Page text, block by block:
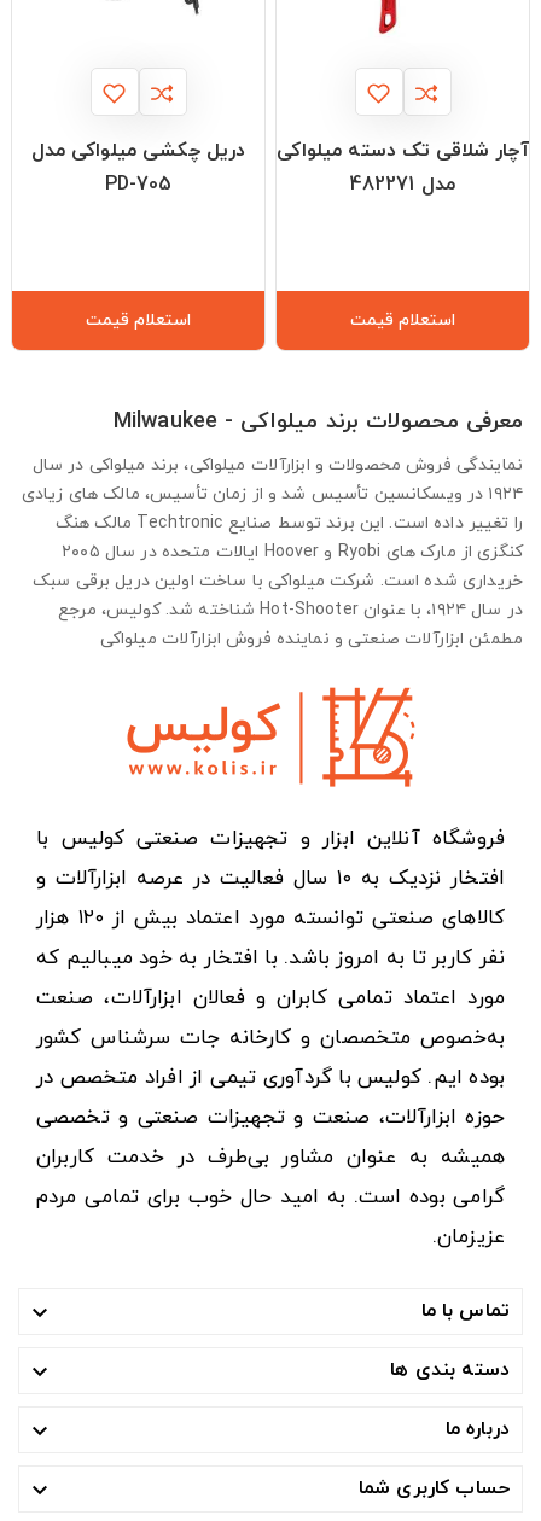
آچار شلاقی تک دسته میلواکی
مدل 482271
استعلام قیمت
دریل چکشی میلواکی مدل
PD-705
استعلام قیمت
معرفی محصولات برند میلواکی - Milwaukee
نمایندگی فروش محصولات و ابزارآلات میلواکی، برند میلواکی در سال
۱۹۲۴ در ویسکانسین تأسیس شد و از زمان تأسیس، مالک های زیادی
را تغییر داده است. این برند توسط صنایع Techtronic مالک هنگ
کنگزی از مارک های Ryobi و Hoover ایالات متحده در سال ۲۰۰۵
خریداری شده است. شرکت میلواکی با ساخت اولین دریل برقی سبک
در سال ۱۹۲۴، با عنوان Hot-Shooter شناخته شد. کولیس، مرجع
مطمئن ابزارآلات صنعتی و نماینده فروش ابزارآلات میلواکی
فروشگاه آنلاین ابزار و تجهیزات صنعتی کولیس با
افتخار نزدیک به ۱۰ سال فعالیت در عرصه ابزارآلات و
کالاهای صنعتی توانسته مورد اعتماد بیش از ۱۲۰ هزار
نفر کاربر تا به امروز باشد. با افتخار به خود میبالیم که
مورد اعتماد تمامی کابران و فعالان ابزارآلات، صنعت
به‌خصوص متخصصان و کارخانه جات سرشناس کشور
بوده ایم. کولیس با گردآوری تیمی از افراد متخصص در
حوزه ابزارآلات، صنعت و تجهیزات صنعتی و تخصصی
همیشه به عنوان مشاور بی‌طرف در خدمت کاربران
گرامی بوده است. به امید حال خوب برای تمامی مردم
عزیزمان.
تماس با ما 
دسته بندی ها 
درباره ما 
حساب کاربری شما 